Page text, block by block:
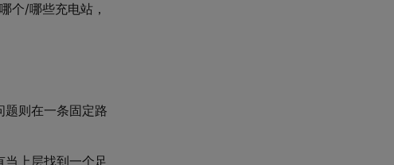
个/哪些充电站，
题则在一条固定路
当上层找到一个足